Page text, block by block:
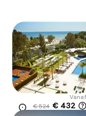
Locatie
Vanaf
€ 524 € 432